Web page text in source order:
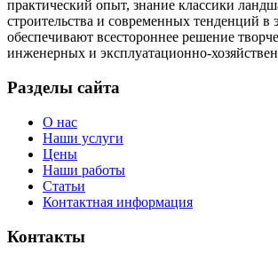
практический опыт, знание классики
строительства и современных тенденций в
обеспечивают всестороннее решение
инженерных и эксплуатационно-
Разделы сайта
О нас
Наши услуги
Цены
Наши работы
Статьи
Контактная информация
Контакты